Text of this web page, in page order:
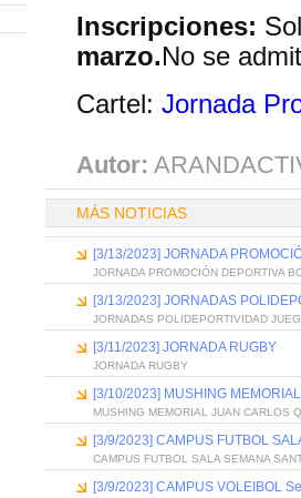
Inscripciones:
marzo.No se
Cartel: Jornada
Autor:
MÁS NOTICIAS
[3/13/2023] JORNADA
JORNADA PROMOCIÓN DEPORTIVA
[3/13/2023] JORNADAS
JORNADAS POLIDEPORTIVIDAD
[3/11/2023] JORNADA RUGBY
JORNADA RUGBY
[3/10/2023] MUSHING
MUSHING MEMORIAL JUAN CARLOS
[3/9/2023] CAMPUS FUTBOL
CAMPUS FUTBOL SALA SEMANA
[3/9/2023] CAMPUS VOLEIBOL